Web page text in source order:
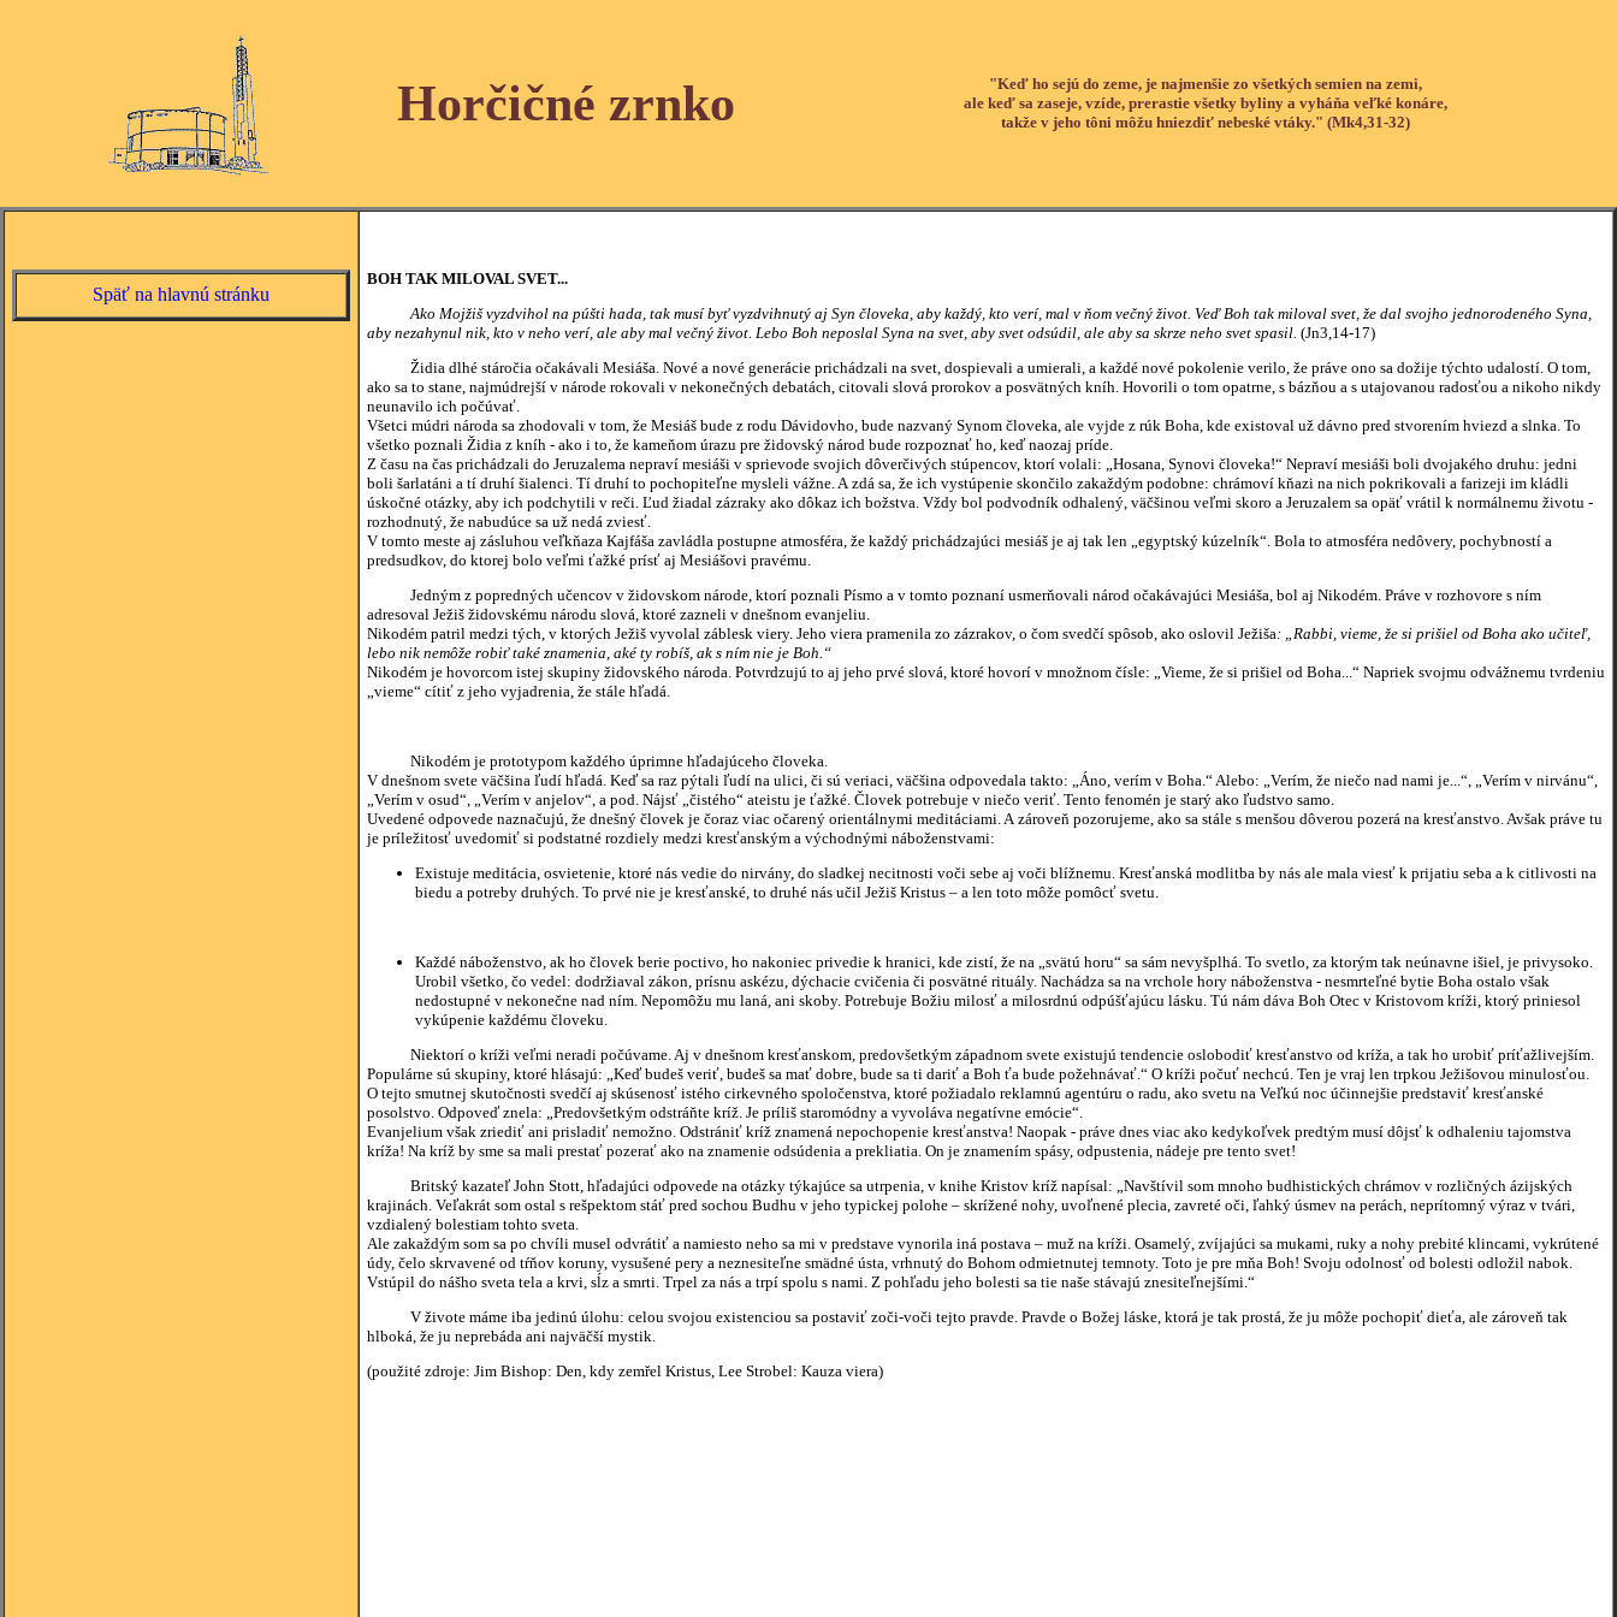
Horčičné zrnko
"Keď ho sejú do zeme, je najmenšie zo všetkých semien na zemi,
ale keď sa zaseje, vzíde, prerastie všetky byliny a vyháňa veľké konáre,
takže v jeho tôni môžu hniezdiť nebeské vtáky." (Mk4,31-32)
Späť na hlavnú stránku
BOH TAK MILOVAL SVET...
Ako Mojžiš vyzdvihol na púšti hada, tak musí byť vyzdvihnutý aj Syn človeka, aby každý, kto verí, mal v ňom večný život. Veď Boh tak miloval svet, že dal svojho jednorodeného Syna,
aby nezahynul nik, kto v neho verí, ale aby mal večný život. Lebo Boh neposlal Syna na svet, aby svet odsúdil, ale aby sa skrze neho svet spasil. (Jn3,14-17)
Židia dlhé stáročia očakávali Mesiáša. Nové a nové generácie prichádzali na svet, dospievali a umierali, a každé nové pokolenie verilo, že práve ono sa dožije týchto udalostí. O tom,
ako sa to stane, najmúdrejší v národe rokovali v nekonečných debatách, citovali slová prorokov a posvätných kníh. Hovorili o tom opatrne, s bázňou a s utajovanou radosťou a nikoho nikdy
neunavilo ich počúvať.
Všetci múdri národa sa zhodovali v tom, že Mesiáš bude z rodu Dávidovho, bude nazvaný Synom človeka, ale vyjde z rúk Boha, kde existoval už dávno pred stvorením hviezd a slnka. To
všetko poznali Židia z kníh - ako i to, že kameňom úrazu pre židovský národ bude rozpoznať ho, keď naozaj príde.
Z času na čas prichádzali do Jeruzalema nepraví mesiáši v sprievode svojich dôverčivých stúpencov, ktorí volali: „Hosana, Synovi človeka!“ Nepraví mesiáši boli dvojakého druhu: jedni
boli šarlatáni a tí druhí šialenci. Tí druhí to pochopiteľne mysleli vážne. A zdá sa, že ich vystúpenie skončilo zakaždým podobne: chrámoví kňazi na nich pokrikovali a farizeji im kládli
úskočné otázky, aby ich podchytili v reči. Ľud žiadal zázraky ako dôkaz ich božstva. Vždy bol podvodník odhalený, väčšinou veľmi skoro a Jeruzalem sa opäť vrátil k normálnemu životu -
rozhodnutý, že nabudúce sa už nedá zviesť.
V tomto meste aj zásluhou veľkňaza Kajfáša zavládla postupne atmosféra, že každý prichádzajúci mesiáš je aj tak len „egyptský kúzelník“. Bola to atmosféra nedôvery, pochybností a
predsudkov, do ktorej bolo veľmi ťažké prísť aj Mesiášovi pravému.
Jedným z popredných učencov v židovskom národe, ktorí poznali Písmo a v tomto poznaní usmerňovali národ očakávajúci Mesiáša, bol aj Nikodém. Práve v rozhovore s ním
adresoval Ježiš židovskému národu slová, ktoré zazneli v dnešnom evanjeliu.
Nikodém patril medzi tých, v ktorých Ježiš vyvolal záblesk viery. Jeho viera pramenila zo zázrakov, o čom svedčí spôsob, ako oslovil Ježiša: „Rabbi, vieme, že si prišiel od Boha ako učiteľ,
lebo nik nemôže robiť také znamenia, aké ty robíš, ak s ním nie je Boh.“
Nikodém je hovorcom istej skupiny židovského národa. Potvrdzujú to aj jeho prvé slová, ktoré hovorí v množnom čísle: „Vieme, že si prišiel od Boha...“ Napriek svojmu odvážnemu tvrdeniu
„vieme“ cítiť z jeho vyjadrenia, že stále hľadá.
Nikodém je prototypom každého úprimne hľadajúceho človeka.
V dnešnom svete väčšina ľudí hľadá. Keď sa raz pýtali ľudí na ulici, či sú veriaci, väčšina odpovedala takto: „Áno, verím v Boha.“ Alebo: „Verím, že niečo nad nami je...“, „Verím v nirvánu“,
„Verím v osud“, „Verím v anjelov“, a pod. Nájsť „čistého“ ateistu je ťažké. Človek potrebuje v niečo veriť. Tento fenomén je starý ako ľudstvo samo.
Uvedené odpovede naznačujú, že dnešný človek je čoraz viac očarený orientálnymi meditáciami. A zároveň pozorujeme, ako sa stále s menšou dôverou pozerá na kresťanstvo. Avšak práve tu
je príležitosť uvedomiť si podstatné rozdiely medzi kresťanským a východnými náboženstvami:
Existuje meditácia, osvietenie, ktoré nás vedie do nirvány, do sladkej necitnosti voči sebe aj voči blížnemu. Kresťanská modlitba by nás ale mala viesť k prijatiu seba a k citlivosti na
biedu a potreby druhých. To prvé nie je kresťanské, to druhé nás učil Ježiš Kristus – a len toto môže pomôcť svetu.
Každé náboženstvo, ak ho človek berie poctivo, ho nakoniec privedie k hranici, kde zistí, že na „svätú horu“ sa sám nevyšplhá. To svetlo, za ktorým tak neúnavne išiel, je privysoko.
Urobil všetko, čo vedel: dodržiaval zákon, prísnu askézu, dýchacie cvičenia či posvätné rituály. Nachádza sa na vrchole hory náboženstva - nesmrteľné bytie Boha ostalo však
nedostupné v nekonečne nad ním. Nepomôžu mu laná, ani skoby. Potrebuje Božiu milosť a milosrdnú odpúšťajúcu lásku. Tú nám dáva Boh Otec v Kristovom kríži, ktorý priniesol
vykúpenie každému človeku.
Niektorí o kríži veľmi neradi počúvame. Aj v dnešnom kresťanskom, predovšetkým západnom svete existujú tendencie oslobodiť kresťanstvo od kríža, a tak ho urobiť príťažlivejším.
Populárne sú skupiny, ktoré hlásajú: „Keď budeš veriť, budeš sa mať dobre, bude sa ti dariť a Boh ťa bude požehnávať.“ O kríži počuť nechcú. Ten je vraj len trpkou Ježišovou minulosťou.
O tejto smutnej skutočnosti svedčí aj skúsenosť istého cirkevného spoločenstva, ktoré požiadalo reklamnú agentúru o radu, ako svetu na Veľkú noc účinnejšie predstaviť kresťanské
posolstvo. Odpoveď znela: „Predovšetkým odstráňte kríž. Je príliš staromódny a vyvoláva negatívne emócie“.
Evanjelium však zriediť ani prisladiť nemožno. Odstrániť kríž znamená nepochopenie kresťanstva! Naopak - práve dnes viac ako kedykoľvek predtým musí dôjsť k odhaleniu tajomstva
kríža! Na kríž by sme sa mali prestať pozerať ako na znamenie odsúdenia a prekliatia. On je znamením spásy, odpustenia, nádeje pre tento svet!
Britský kazateľ John Stott, hľadajúci odpovede na otázky týkajúce sa utrpenia, v knihe Kristov kríž napísal: „Navštívil som mnoho budhistických chrámov v rozličných ázijských
krajinách. Veľakrát som ostal s rešpektom stáť pred sochou Budhu v jeho typickej polohe – skrížené nohy, uvoľnené plecia, zavreté oči, ľahký úsmev na perách, neprítomný výraz v tvári,
vzdialený bolestiam tohto sveta.
Ale zakaždým som sa po chvíli musel odvrátiť a namiesto neho sa mi v predstave vynorila iná postava – muž na kríži. Osamelý, zvíjajúci sa mukami, ruky a nohy prebité klincami, vykrútené
údy, čelo skrvavené od tŕňov koruny, vysušené pery a neznesiteľne smädné ústa, vrhnutý do Bohom odmietnutej temnoty. Toto je pre mňa Boh! Svoju odolnosť od bolesti odložil nabok.
Vstúpil do nášho sveta tela a krvi, sĺz a smrti. Trpel za nás a trpí spolu s nami. Z pohľadu jeho bolesti sa tie naše stávajú znesiteľnejšími.“
V živote máme iba jedinú úlohu: celou svojou existenciou sa postaviť zoči-voči tejto pravde. Pravde o Božej láske, ktorá je tak prostá, že ju môže pochopiť dieťa, ale zároveň tak
hlboká, že ju neprebáda ani najväčší mystik.
(použité zdroje: Jim Bishop: Den, kdy zemřel Kristus, Lee Strobel: Kauza viera)